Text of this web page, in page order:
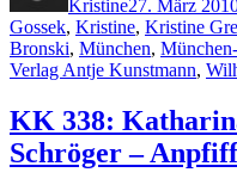
Kristine27. März
Gossek, Kristine, Kristine
Bronski, München,
Verlag Antje Kunstmann,
KK 338:
Schröger –